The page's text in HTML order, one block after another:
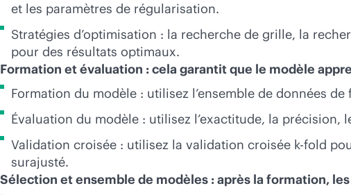
et les paramètres de régularisation.
Stratégies d’optimisation : la recherche de grille, la
pour des résultats optimaux.
Formation et évaluation : cela garantit que le modèle
Formation du modèle : utilisez l’ensemble de données
Évaluation du modèle : utilisez l’exactitude, la précision,
Validation croisée : utilisez la validation croisée k-fold
surajusté.
Sélection et ensemble de modèles : après la formation,